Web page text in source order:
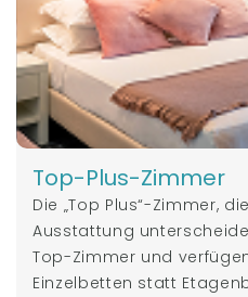
Top-Plus-Zimmer
Die „Top Plus“-Zimmer,
Ausstattung
Top-Zimmer und
Einzelbetten statt